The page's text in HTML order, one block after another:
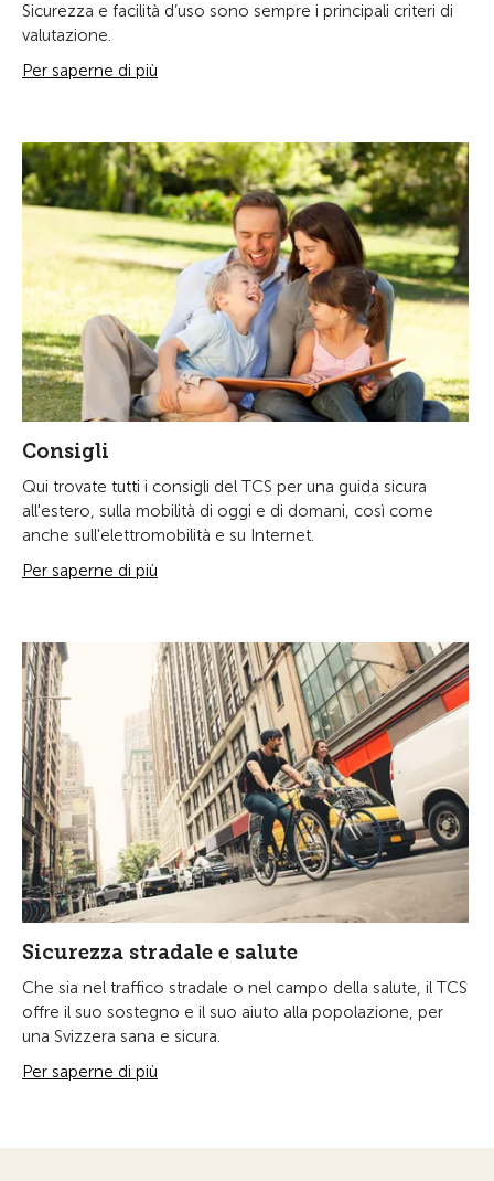
Sicurezza e facilità d’uso sono sempre i principali criteri di
valutazione.
Per saperne di più
Consigli
Qui trovate tutti i consigli del TCS per una guida sicura
all'estero, sulla mobilità di oggi e di domani, così come
anche sull'elettromobilità e su Internet.
Per saperne di più
Sicurezza stradale e salute
Che sia nel traffico stradale o nel campo della salute, il TCS
offre il suo sostegno e il suo aiuto alla popolazione, per
una Svizzera sana e sicura.
Per saperne di più